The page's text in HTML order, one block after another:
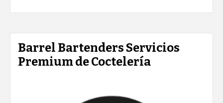
Barrel Bartenders Servicios
Premium de Coctelería